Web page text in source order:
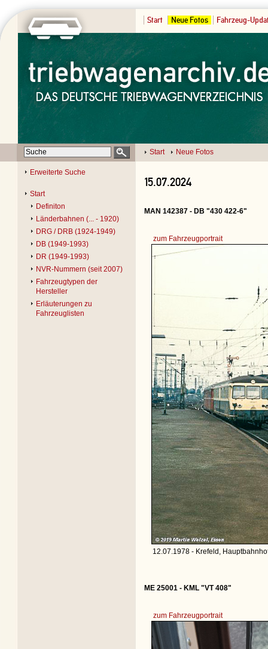
Start Neue Fotos Fahrzeug-
Start Neue Fotos
Erweiterte Suche
Start
Definiton
Länderbahnen (... - 1920)
DRG / DRB (1924-1949)
DB (1949-1993)
DR (1949-1993)
NVR-Nummern (seit 2007)
Fahrzeugtypen der
Hersteller
Erläuterungen zu
Fahrzeuglisten
15.07.2024
MAN 142387 - DB "430 422-6"
zum Fahrzeugportrait
12.07.1978 - Krefeld,
ME 25001 - KML "VT 408"
zum Fahrzeugportrait